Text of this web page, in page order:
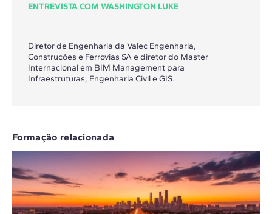
ENTREVISTA COM WASHINGTON LUKE
Diretor de Engenharia da Valec Engenharia,
Construções e Ferrovias SA e diretor do Master
Internacional em BIM Management para
Infraestruturas, Engenharia Civil e GIS.
Formação relacionada